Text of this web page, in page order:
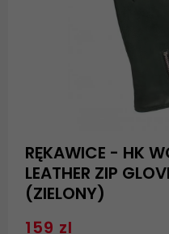
RĘKAWICE - HK
LEATHER ZIP
(ZIELONY)
159 zl